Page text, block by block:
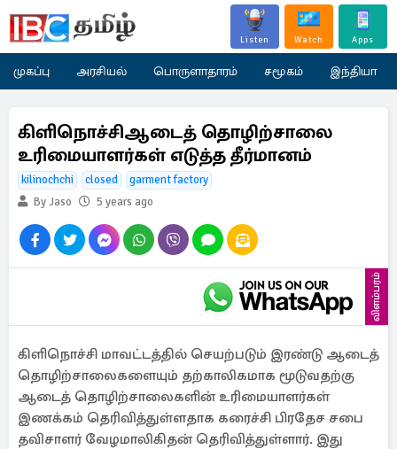
Listen Watch Apps
முகப்பு அரசியல் பொருளாதாரம் சமூகம் இந்தியா
கிளிநொச்சிஆடைத் தொழிற்சாலை
உரிமையாளர்கள் எடுத்த தீர்மானம்
kilinochchi closed
garment factory
By Jaso
5 years ago
விளம்பரம்
கிளிநொச்சி மாவட்டத்தில் செயற்படும் இரண்டு ஆடைத்
தொழிற்சாலைகளையும் தற்காலிகமாக மூடுவதற்கு
ஆடைத் தொழிற்சாலைகளின் உரிமையாளர்கள்
இணக்கம் தெரிவித்துள்ளதாக கரைச்சி பிரதேச சபை
தவிசாளர் வேழமாலிகிதன் தெரிவித்துள்ளார். இது